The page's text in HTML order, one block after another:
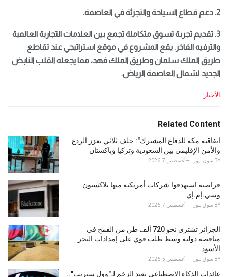
2. دعم قطاع السياحة والتجزئة في العاصمة.
3. تقديم تجربة تسوق متكاملة تجمع بين العلامات التجارية العالمية
والترفيه الفاخر. يقع المشروع في موقع استراتيجي عند تقاطع
طريق الملك سلمان وطريق الملك فهد، مما يجعله القلب النابض
الجديد لشمال العاصمة الرياض.
C
e
o
r
i
:
الأخبار
Related Content
اتفاقية مكة للدفاع المشترك": حلف ثلاثي يعزز الردع
والأمن الإقليمي بين السعودية وتركيا وباكستان
BY سوق نيوز أغسطس 7, 2026
قراصنة استهدفوا شركات أمريكية منها بلاكستون
وسي.إم.إي
BY سوق نيوز أغسطس 7, 2026
الجزائر تشتري نحو 720 ألف طن من القمح في
مناقصة دولية وسط طلب قوي على إمدادات البحر
الأسود
BY سوق نيوز أغسطس 5, 2026
عائدات الذكاء الاصطناعي تعيد الزخم لـ"وول ستريت"..